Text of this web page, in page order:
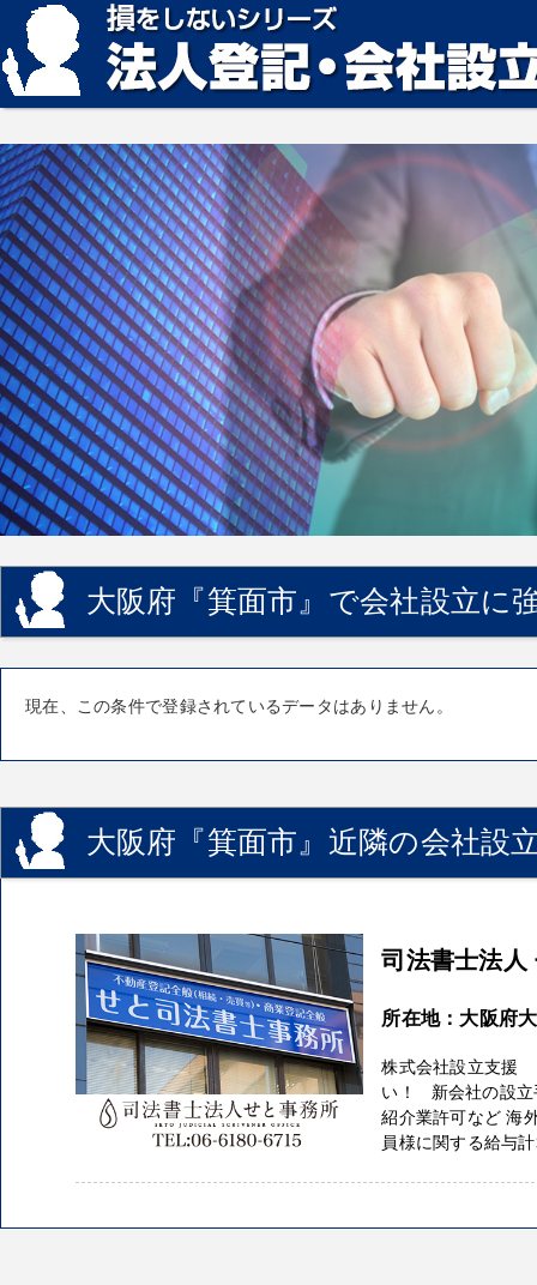
損をしない法人登記・会社設立の方法、見つかります。
大阪府『箕面市』で会社設立に
現在、この条件で登録されているデータはありません。
大阪府『箕面市』近隣の会社設
司法書士法人
所在地：大阪府
株式会社設立支援
い！ 新会社の設立
紹介業許可など 海
員様に関する給与